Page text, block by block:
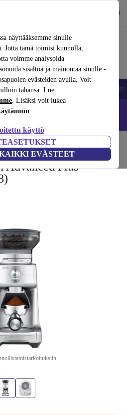
näyttääksemme sinulle
Jotta tämä toimisi kunnolla,
voimme analysoida
sisältöä ja mainontaa sinulle -
evästeiden avulla. Voit
tahansa. Lue
. Lisäksi voit lukea
.
käyttö
EVÄSTEET
ja helposti
Kannettavat tietokoneet
– Koodi: IPHONEDEAL –
Kahvi
Advanced Plus -